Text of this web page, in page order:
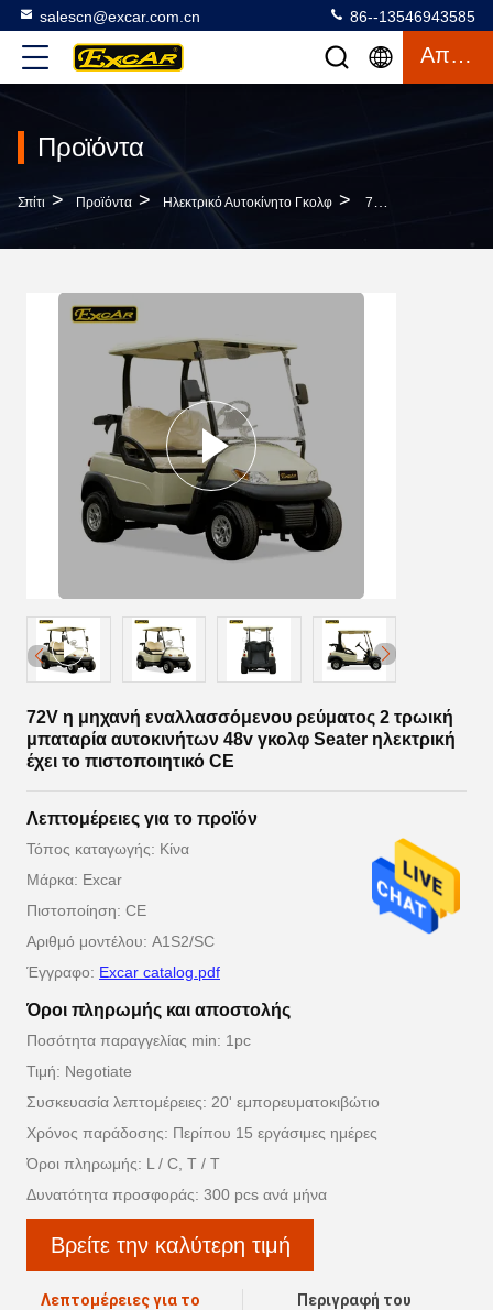
salescn@excar.com.cn 86--13546943585
Απόσπασμα
Προϊόντα
Σπίτι > Προϊόντα > Ηλεκτρικό Αυτοκίνητο Γκολφ > 72V Η Μηχανή Εναλλασσόμενου Ρεύματος 2 Τρωική Μπαταρία Αυτοκινήτων 48v Γκολφ Seater Ηλεκτρική Έχει Το Πιστοποιητικό CE
72V η μηχανή εναλλασσόμενου ρεύματος 2 τρωική
μπαταρία αυτοκινήτων 48v γκολφ Seater ηλεκτρική
έχει το πιστοποιητικό CE
Λεπτομέρειες για το προϊόν
Τόπος καταγωγής: Κίνα
Μάρκα: Excar
Πιστοποίηση: CE
Αριθμό μοντέλου: A1S2/SC
Έγγραφο: Excar catalog.pdf
Όροι πληρωμής και αποστολής
Ποσότητα παραγγελίας min: 1pc
Τιμή: Negotiate
Συσκευασία λεπτομέρειες: 20' εμπορευματοκιβώτιο
Χρόνος παράδοσης: Περίπου 15 εργάσιμες ημέρες
Όροι πληρωμής: L / C, T / T
Δυνατότητα προσφοράς: 300 pcs ανά μήνα
Βρείτε την καλύτερη τιμή
Λεπτομέρειες για το
Περιγραφή του